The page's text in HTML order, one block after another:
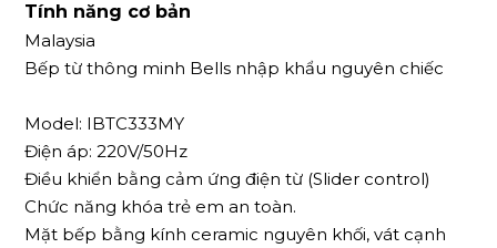
Tính năng cơ bản
Malaysia
Bếp từ thông minh Bells nhập khẩu nguyên chiếc
Model: IBTC333MY
Điện áp: 220V/50Hz
Điều khiển bằng cảm ứng điện từ (Slider control)
Chức năng khóa trẻ em an toàn.
Mặt bếp bằng kính ceramic nguyên khối, vát cạnh